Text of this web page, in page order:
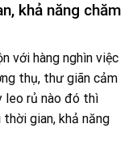
khả năng chăm
với hàng nghìn việc
thụ, thư giãn cảm
leo rủ nào đó thì
thời gian, khả năng